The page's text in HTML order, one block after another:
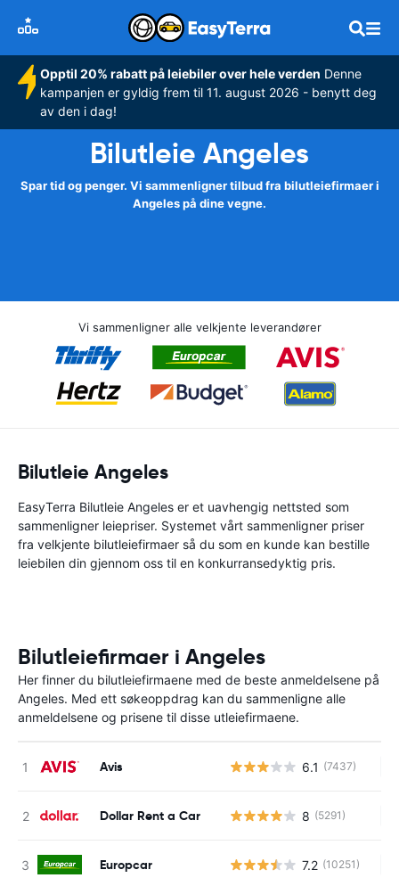
Opptil 20% rabatt på leiebiler over hele verden Denne
kampanjen er gyldig frem til 11. august 2026 - benytt deg
av den i dag!
Bilutleie Angeles
Spar tid og penger. Vi sammenligner tilbud fra bilutleiefirmaer i
Angeles på dine vegne.
Vi sammenligner alle velkjente leverandører
Bilutleie Angeles
EasyTerra Bilutleie Angeles er et uavhengig nettsted som
sammenligner leiepriser. Systemet vårt sammenligner priser
fra velkjente bilutleiefirmaer så du som en kunde kan bestille
leiebilen din gjennom oss til en konkurransedyktig pris.
Bilutleiefirmaer i Angeles
Her finner du bilutleiefirmaene med de beste anmeldelsene på
Angeles. Med ett søkeoppdrag kan du sammenligne alle
anmeldelsene og prisene til disse utleiefirmaene.
Avis 6.1 (7437)
Dollar Rent a Car 8 (5291)
Europcar 7.2 (10251)